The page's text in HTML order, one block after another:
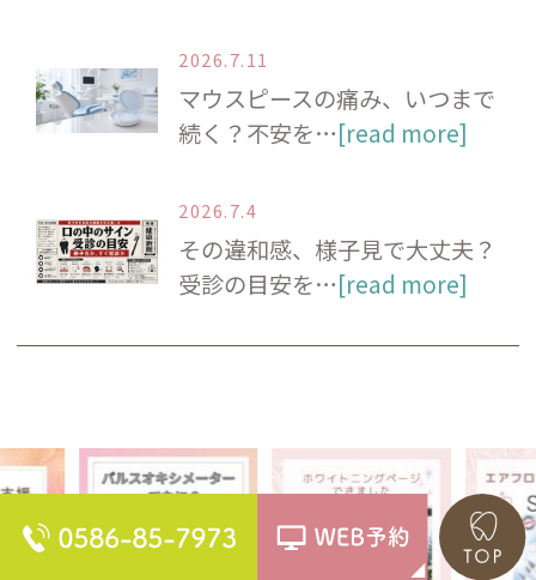
2026.7.11
マウスピースの痛み、いつまで
続く？不安を…[read more]
2026.7.4
その違和感、様子見で大丈夫？
受診の目安を…[read more]